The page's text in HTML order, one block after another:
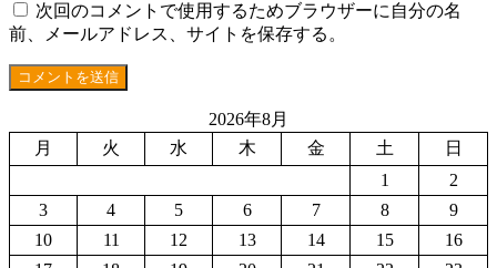
次回のコメントで使用するためブラウザーに自分の名
前、メールアドレス、サイトを保存する。
2026年8月
月
火 水 木 金 土
日
1
2
3
4 5 6 7 8
9
10
11 12 13 14 15
16